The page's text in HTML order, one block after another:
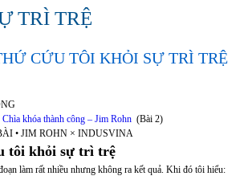
TRÌ TRỆ
CỨU TÔI KHỎI SỰ TRÌ TRỆ
Chìa khóa thành công – Jim Rohn(Bài 2)
• JIM ROHN × INDUSVINA
tôi khỏi sự trì trệ
làm rất nhiều nhưng không ra kết quả. Khi đó tôi hiểu: